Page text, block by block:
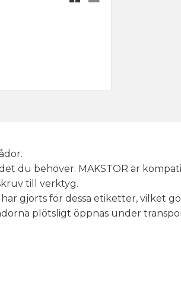
du behöver. MAKSTOR är
till verktyg.
gjorts för dessa etiketter, vilket
plötsligt öppnas under